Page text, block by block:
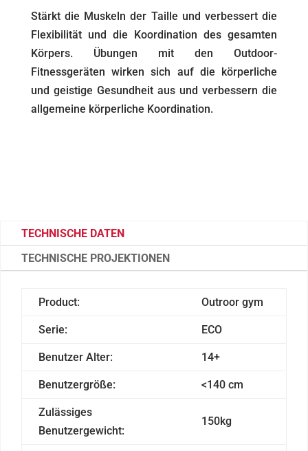
Stärkt die Muskeln der Taille und verbessert die
Flexibilität und die Koordination des gesamten
Körpers. Übungen mit den Outdoor-
Fitnessgeräten wirken sich auf die körperliche
und geistige Gesundheit aus und verbessern die
allgemeine körperliche Koordination.
TECHNISCHE DATEN
TECHNISCHE PROJEKTIONEN
Product: Outroor gym
Serie: ECO
Benutzer Alter: 14+
Benutzergröße: <140 cm
Zulässiges
Benutzergewicht:
150kg